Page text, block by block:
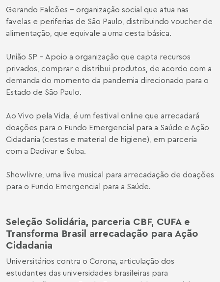
Gerando Falcões - organização social que atua nas
favelas e periferias de São Paulo, distribuindo voucher de
alimentação, que equivale a uma cesta básica.
União SP - Apoio a organização que capta recursos
privados, comprar e distribui produtos, de acordo com a
demanda do momento da pandemia direcionado para o
Estado de São Paulo.
Ao Vivo pela Vida, é um festival online que arrecadará
doações para o Fundo Emergencial para a Saúde e Ação
Cidadania (cestas e material de higiene), em parceria
com a Dadivar e Suba.
Showlivre, uma live musical para arrecadação de doações
para o Fundo Emergencial para a Saúde.
Seleção Solidária, parceria CBF, CUFA e
Transforma Brasil arrecadação para Ação
Cidadania
Universitários contra o Corona, articulação dos
estudantes das universidades brasileiras para